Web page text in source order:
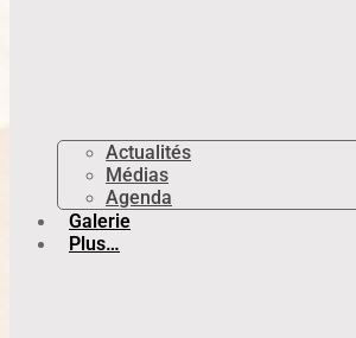
Actualités
Médias
Agenda
Galerie
Plus…